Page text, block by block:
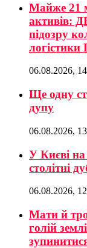
Майже 21
активів:
підозру
06.08.2026,
Ще одну
дупу
06.08.2026,
У Києві
столітні
06.08.2026,
Мати й
голій